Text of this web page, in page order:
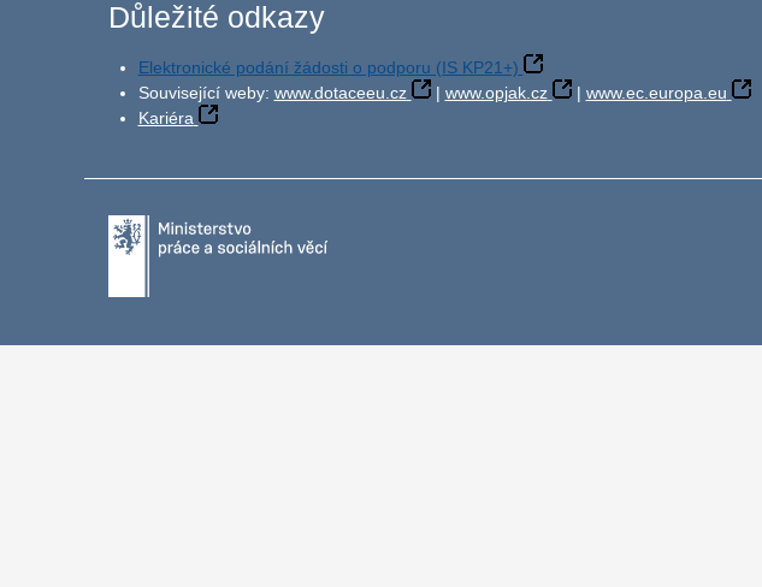
Důležité odkazy
Elektronické podání žádosti o podporu (IS KP21+)
Související weby: www.dotaceeu.cz | www.opjak.cz | www.ec.europa.eu
Kariéra